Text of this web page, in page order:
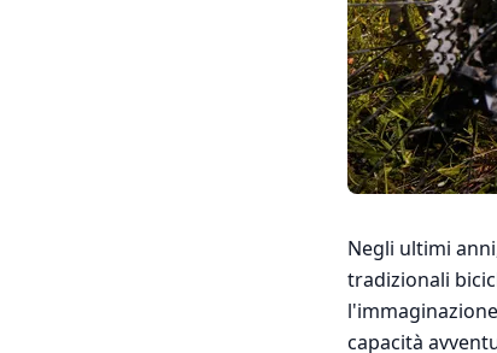
Negli ultimi
tradizionali
capacità